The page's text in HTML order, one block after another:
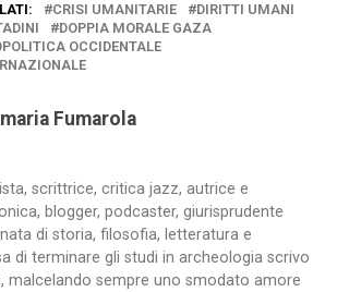
CRISI UMANITARIE
DIRITTI UMANI
DOPPIA MORALE GAZA
OCCIDENTALE
Fumarola
scrittrice, critica jazz, autrice e
blogger, podcaster, giurisprudente
di storia, filosofia, letteratura e
di terminare gli studi in archeologia scrivo
malcelando sempre uno smodato amore